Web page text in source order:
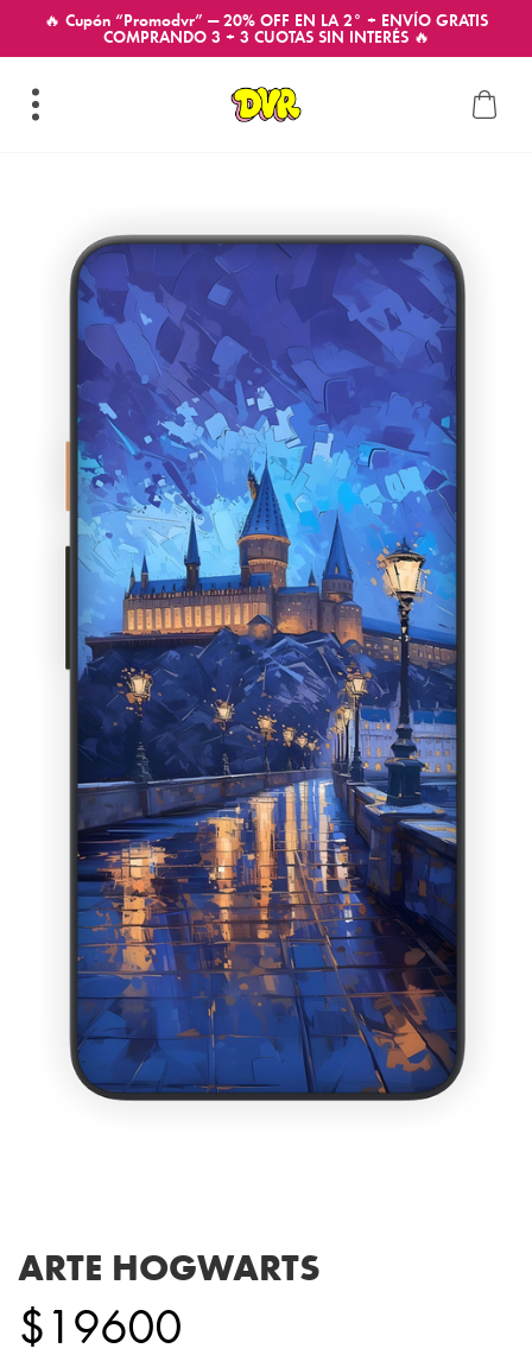
🔥 Cupón “Promodvr” — 20% OFF EN LA 2° + ENVÍO GRATIS
COMPRANDO 3 + 3 CUOTAS SIN INTERÉS 🔥
ARTE HOGWARTS
$19600